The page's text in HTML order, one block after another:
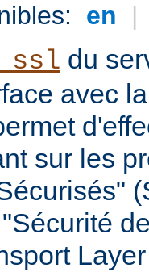
en |
du
avec
sur les